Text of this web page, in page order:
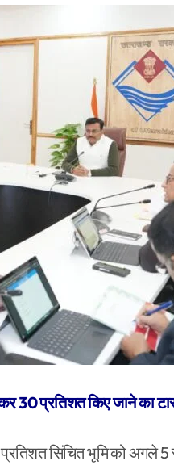
30 प्रतिशत किए जाने का
सिंचित भूमि को अगले